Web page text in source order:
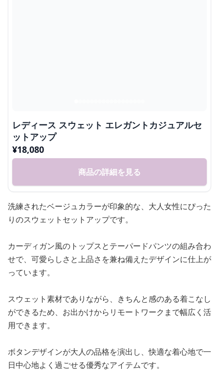
レディース スウェット エレガントカジュアルセ
ットアップ
¥18,080
商品の詳細を見る
洗練されたベージュカラーが印象的な、大人女性にぴった
りのスウェットセットアップです。
カーディガン風のトップスとテーパードパンツの組み合わ
せで、可愛らしさと上品さを兼ね備えたデザインに仕上が
っています。
スウェット素材でありながら、きちんと感のある着こなし
ができるため、お出かけからリモートワークまで幅広く活
用できます。
ボタンデザインが大人の品格を演出し、快適な着心地で一
日中心地よく過ごせる優秀なアイテムです。